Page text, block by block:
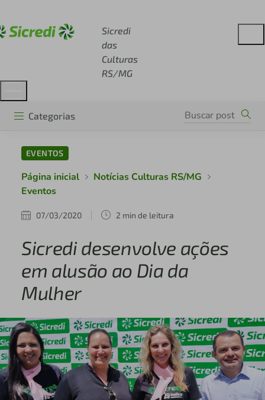
Sicredi
das
Culturas
RS/MG
Categorias
EVENTOS
Página inicial
Notícias Culturas RS/MG
Eventos
07/03/2020 2 min de leitura
Sicredi desenvolve ações
em alusão ao Dia da
Mulher